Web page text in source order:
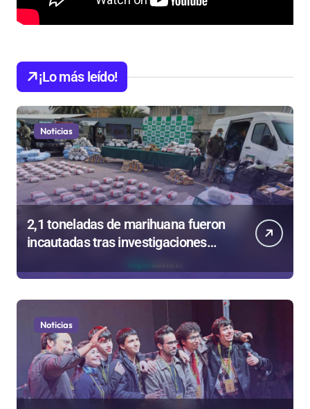
¡Lo más leído!
Noticias
2,1 toneladas de marihuana fueron
incautadas tras investigaciones
Noticias